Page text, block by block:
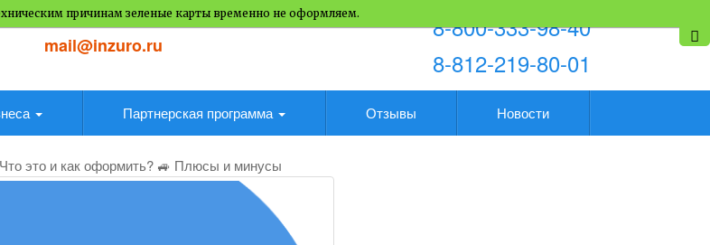
mail@inzuro.ru
8-800-333-98-40
8-812-219-80-01
Партнерская программа Отзывы Новости
это и как оформить? 🚙 Плюсы и минусы
причинам зеленые карты временно не оформляем.